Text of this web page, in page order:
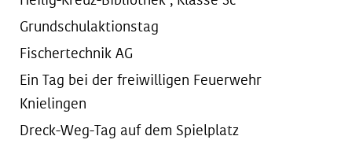
Grundschulaktionstag
Fischertechnik AG
Ein Tag bei der freiwilligen Feuerwehr
Knielingen
Dreck-Weg-Tag auf dem Spielplatz